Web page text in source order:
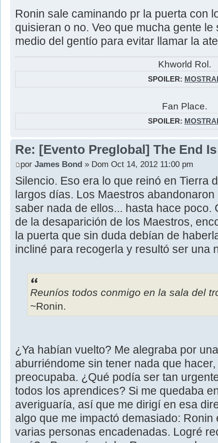
Ronin sale caminando pr la puerta con
quisieran o no. Veo que mucha gente
medio del gentío para evitar llamar la
Khworld Rol.
SPOILER:
Fan Place.
SPOILER:
Re: [Evento Preglobal] The End
por James Bond » Dom Oct 14, 2012 11:00 pm
Silencio. Eso era lo que reinó en Tierra
largos días. Los Maestros
saber nada de ellos... hasta hace poco.
de la desaparición de los Maestros,
la puerta que sin duda debían de
incliné para recogerla y resultó ser una
Reuníos todos conmigo en la sala del
~Ronin.
¿Ya habían vuelto? Me alegraba por
aburriéndome sin tener nada que
preocupaba. ¿Qué podía ser tan
todos los aprendices? Si me quedaba
averiguaría, así que me dirigí en esa
algo que me impactó demasiado:
varias personas encadenadas. Logré